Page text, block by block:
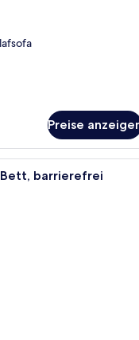
Preise
Ein Hotelzimmer mit einem
Bett, barrierefrei